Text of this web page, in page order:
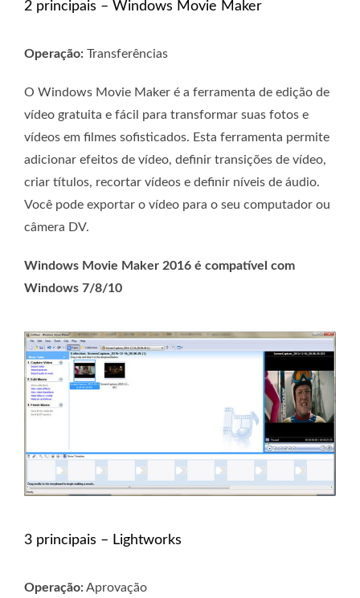
2 principais – Windows Movie Maker
Operação: Transferências
O Windows Movie Maker é a ferramenta de edição de
vídeo gratuita e fácil para transformar suas fotos e
vídeos em filmes sofisticados. Esta ferramenta permite
adicionar efeitos de vídeo, definir transições de vídeo,
criar títulos, recortar vídeos e definir níveis de áudio.
Você pode exportar o vídeo para o seu computador ou
câmera DV.
Windows Movie Maker 2016 é compatível com
Windows 7/8/10
3 principais – Lightworks
Operação:Aprovação